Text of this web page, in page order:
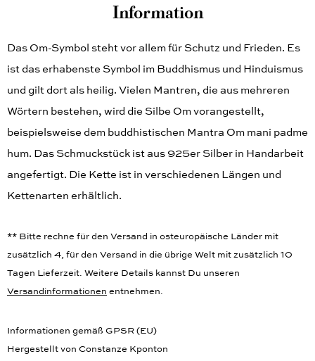
Information
Das Om-Symbol steht vor allem für Schutz und Frieden. Es
ist das erhabenste Symbol im Buddhismus und Hinduismus
und gilt dort als heilig. Vielen Mantren, die aus mehreren
Wörtern bestehen, wird die Silbe Om vorangestellt,
beispielsweise dem buddhistischen Mantra Om mani padme
hum. Das Schmuckstück ist aus 925er Silber in Handarbeit
angefertigt. Die Kette ist in verschiedenen Längen und
Kettenarten erhältlich.
** Bitte rechne für den Versand in osteuropäische Länder mit
zusätzlich 4, für den Versand in die übrige Welt mit zusätzlich 10
Tagen Lieferzeit. Weitere Details kannst Du unseren
Versandinformationen entnehmen.
Informationen gemäß GPSR (EU)
Hergestellt von Constanze Kponton